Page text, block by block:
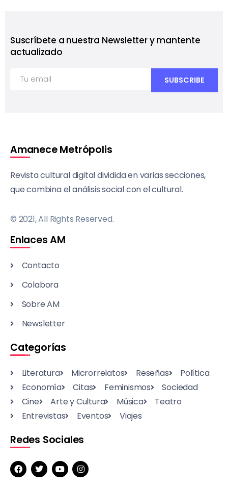
Suscríbete a nuestra Newsletter y mantente
actualizado
Amanece Metrópolis
Revista cultural digital dividida en varias secciones,
que combina el análisis social con el cultural.
© 2021, All Rights Reserved.
Enlaces AM
Contacto
Colabora
Sobre AM
Newsletter
Categorías
Literatura Microrrelatos Reseñas
Política
Economía
Citas Feminismos
Sociedad
Cine
Arte y Cultura Música
Teatro
Entrevistas
Eventos Viajes
Redes Sociales